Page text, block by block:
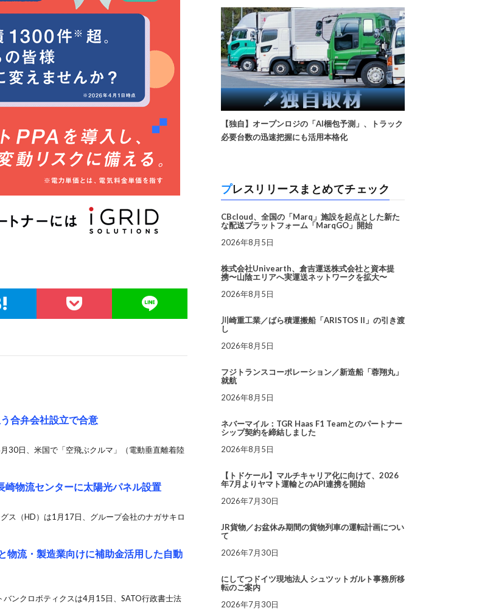
合弁会社設立で合意
30日、米国で「空飛ぶクルマ」（電動垂直離着陸
物流センターに太陽光パネル設置
ス（HD）は1月17日、グループ会社のナガサキロ
物流・製造業向けに補助金活用した自動
ンクロボティクスは4月15日、SATO行政書士法
【独自】オープンロジの「AI梱包予測」、トラック
必要台数の迅速把握にも活用本格化
プレスリリースまとめてチェック
CBcloud、全国の「Marq」施設を起点とした新た
な配送プラットフォーム「MarqGO」開始
2026年8月5日
株式会社Univearth、倉吉運送株式会社と資本提
携〜山陰エリアへ実運送ネットワークを拡大〜
2026年8月5日
川崎重工業／ばら積運搬船「ARISTOS II」の引き渡
し
2026年8月5日
フジトランスコーポレーション／新造船「蓉翔丸」
就航
2026年8月5日
ネバーマイル：TGR Haas F1 Teamとのパートナー
シップ契約を締結しました
2026年8月5日
【トドケール】マルチキャリア化に向けて、2026
年7月よりヤマト運輸とのAPI連携を開始
2026年7月30日
JR貨物／お盆休み期間の貨物列車の運転計画につい
て
2026年7月30日
にしてつドイツ現地法人 シュツットガルト事務所移
転のご案内
2026年7月30日